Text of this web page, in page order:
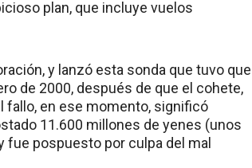
plan, que incluye vuelos
y lanzó esta sonda que tuvo que
de 2000, después de que el cohete,
fallo, en ese momento, significó
11.600 millones de yenes (unos
fue pospuesto por culpa del mal